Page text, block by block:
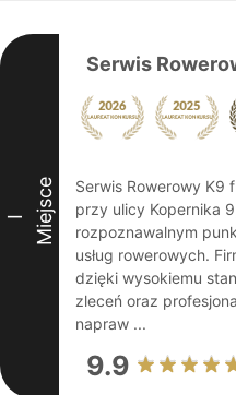
I Miejsce
Serwis
Serwis Rowerowy K9
przy ulicy Kopernika
rozpoznawalnym
usług rowerowych.
dzięki wysokiemu
zleceń oraz
napraw ...
9.9